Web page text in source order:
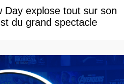
Day explose tout sur son
du grand spectacle